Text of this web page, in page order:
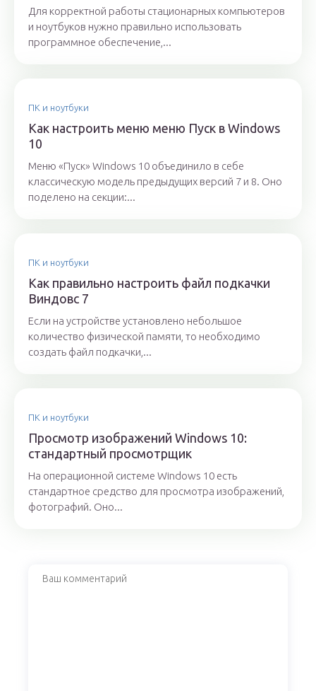
Для корректной работы стационарных компьютеров
и ноутбуков нужно правильно использовать
программное обеспечение,...
ПК и ноутбуки
Как настроить меню меню Пуск в Windows
10
Меню «Пуск» Windows 10 объединило в себе
классическую модель предыдущих версий 7 и 8. Оно
поделено на секции:...
ПК и ноутбуки
Как правильно настроить файл подкачки
Виндовс 7
Если на устройстве установлено небольшое
количество физической памяти, то необходимо
создать файл подкачки,...
ПК и ноутбуки
Просмотр изображений Windows 10:
стандартный просмотрщик
На операционной системе Windows 10 есть
стандартное средство для просмотра изображений,
фотографий. Оно...